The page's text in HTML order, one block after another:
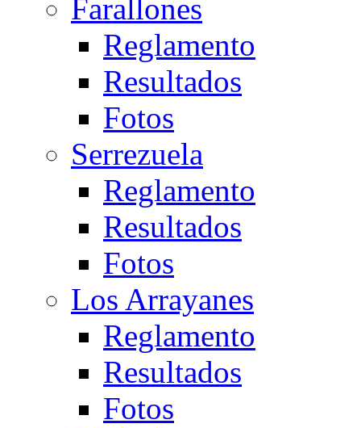
Farallones
Reglamento
Resultados
Fotos
Serrezuela
Reglamento
Resultados
Fotos
Los Arrayanes
Reglamento
Resultados
Fotos